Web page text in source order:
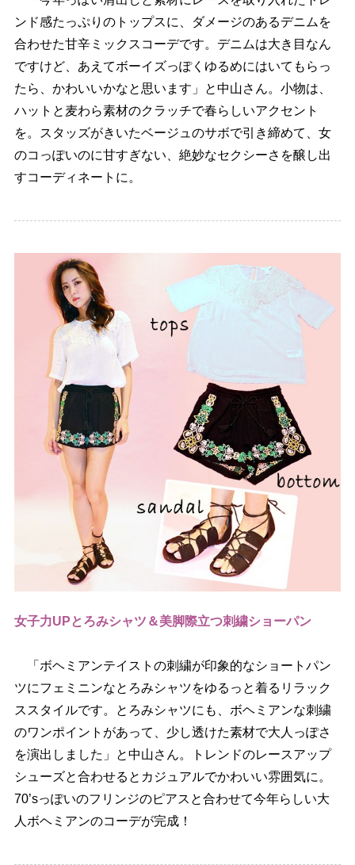
ンド感たっぷりのトップスに、ダメージのあるデニムを
合わせた甘辛ミックスコーデです。デニムは大き目なん
ですけど、あえてボーイズっぽくゆるめにはいてもらっ
たら、かわいいかなと思います」と中山さん。小物は、
ハットと麦わら素材のクラッチで春らしいアクセント
を。スタッズがきいたベージュのサボで引き締めて、女
のコっぽいのに甘すぎない、絶妙なセクシーさを醸し出
すコーディネートに。
女子力UPとろみシャツ＆美脚際立つ刺繍ショーパン
「ボヘミアンテイストの刺繍が印象的なショートパン
ツにフェミニンなとろみシャツをゆるっと着るリラック
ススタイルです。とろみシャツにも、ボヘミアンな刺繍
のワンポイントがあって、少し透けた素材で大人っぽさ
を演出しました」と中山さん。トレンドのレースアップ
シューズと合わせるとカジュアルでかわいい雰囲気に。
70’sっぽいのフリンジのピアスと合わせて今年らしい大
人ボヘミアンのコーデが完成！